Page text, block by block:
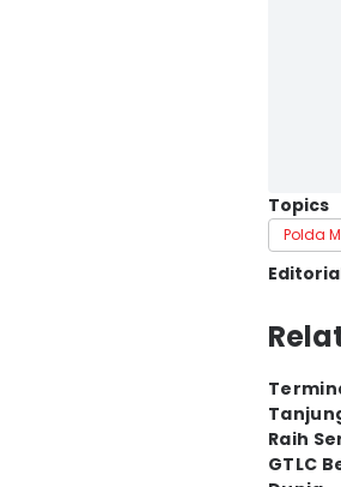
Topics
Polda
Raih
GTLC